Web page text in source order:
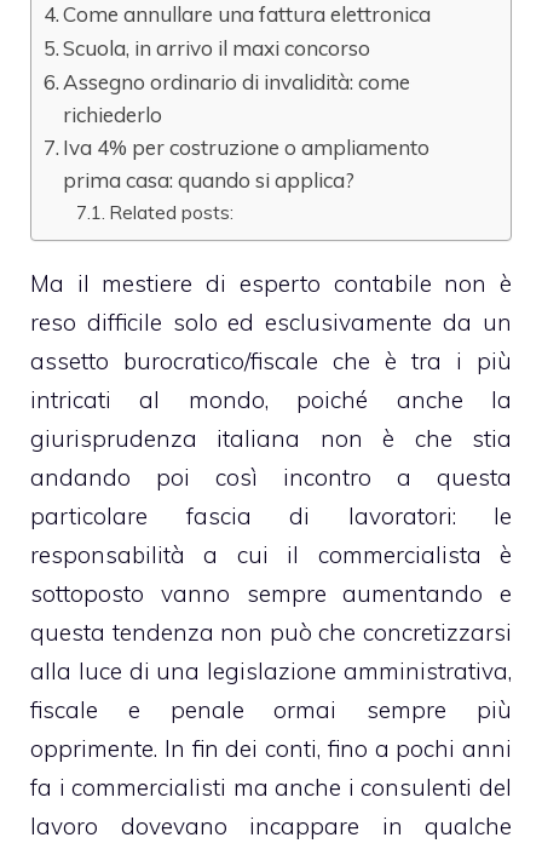
Come annullare una fattura elettronica
Scuola, in arrivo il maxi concorso
Assegno ordinario di invalidità: come
richiederlo
Iva 4% per costruzione o ampliamento
prima casa: quando si applica?
Related posts:
Ma il mestiere di esperto contabile non è
reso difficile solo ed esclusivamente da un
assetto burocratico/fiscale che è tra i più
intricati al mondo, poiché anche la
giurisprudenza italiana non è che stia
andando poi così incontro a questa
particolare fascia di lavoratori: le
responsabilità a cui il commercialista è
sottoposto vanno sempre aumentando e
questa tendenza non può che concretizzarsi
alla luce di una legislazione amministrativa,
fiscale e penale ormai sempre più
opprimente. In fin dei conti, fino a pochi anni
fa i commercialisti ma anche i consulenti del
lavoro dovevano incappare in qualche